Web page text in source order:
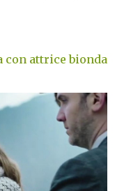
con attrice bionda